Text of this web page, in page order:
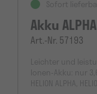
Sofort
Akku
Art.-Nr. 57193
Leichter und
Ionen-Akku: nur
HELION ALPHA,